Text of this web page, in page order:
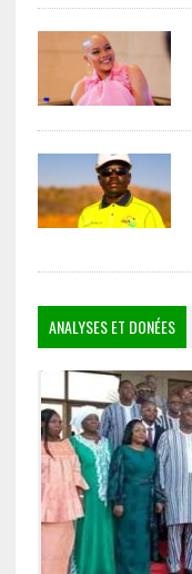
ANALYSES ET DONÉES